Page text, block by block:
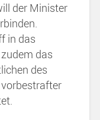
der Minister
in das
das
des